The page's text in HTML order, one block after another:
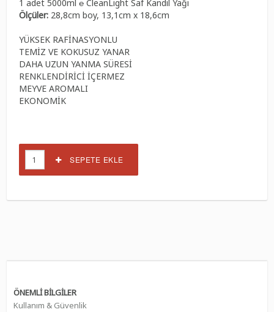
1 adet 5000ml ℮ CleanLight Saf Kandil Yağı
Ölçüler: 28,8cm boy, 13,1cm x 18,6cm
YÜKSEK RAFİNASYONLU
TEMİZ VE KOKUSUZ YANAR
DAHA UZUN YANMA SÜRESİ
RENKLENDİRİCİ İÇERMEZ
MEYVE AROMALI
EKONOMİK
SEPETE EKLE
ÖNEMLİ BİLGİLER
Kullanım & Güvenlik